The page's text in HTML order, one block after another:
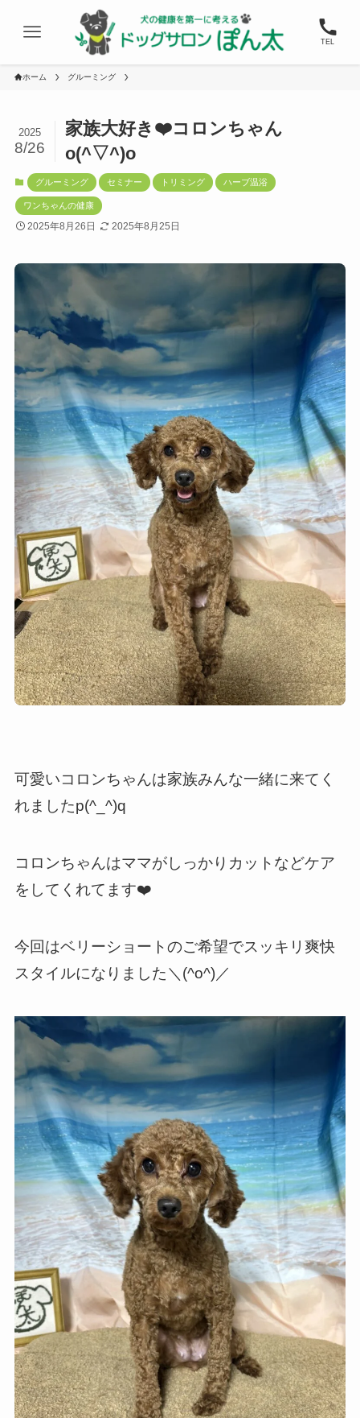
TEL
ホーム グルーミング
家族大好き❤️コロンちゃん
o(^▽^)o
2025
8/26
グルーミング セミナー トリミング ハーブ温浴
ワンちゃんの健康
2025年8月26日 2025年8月25日
可愛いコロンちゃんは家族みんな一緒に来てく
れましたp(^_^)q
コロンちゃんはママがしっかりカットなどケア
をしてくれてます❤️
今回はベリーショートのご希望でスッキリ爽快
スタイルになりました＼(^o^)／